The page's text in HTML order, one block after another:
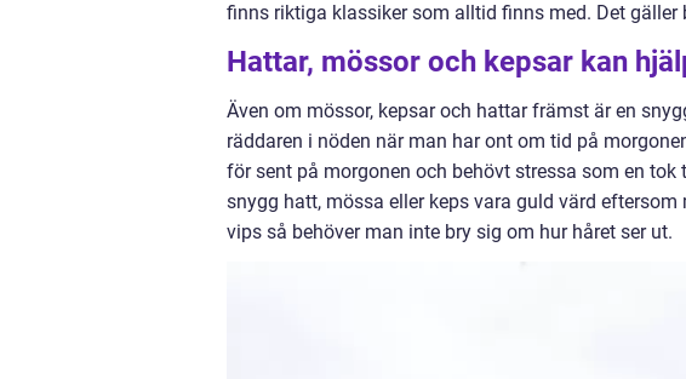
finns riktiga klassiker som alltid finns med. Det
Hattar, mössor och kepsar kan
Även om mössor, kepsar och hattar främst är en
räddaren i nöden när man har ont om tid på
för sent på morgonen och behövt stressa som en
snygg hatt, mössa eller keps vara guld värd
vips så behöver man inte bry sig om hur håret ser ut.